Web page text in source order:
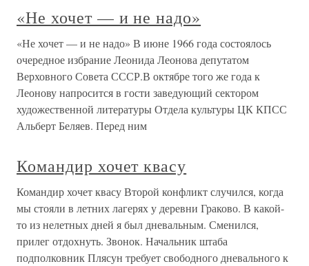
«Не хочет — и не надо»
«Не хочет — и не надо» В июне 1966 года состоялось
очередное избрание Леонида Леонова депутатом
Верховного Совета СССР.В октябре того же года к
Леонову напросится в гости заведующий сектором
художественной литературы Отдела культуры ЦК КПСС
Альберт Беляев. Перед ним
Командир хочет квасу
Командир хочет квасу Второй конфликт случился, когда
мы стояли в летних лагерях у деревни Граково. В какой-
то из нелетных дней я был дневальным. Сменился,
прилег отдохнуть. Звонок. Начальник штаба
подполковник Плясун требует свободного дневального к